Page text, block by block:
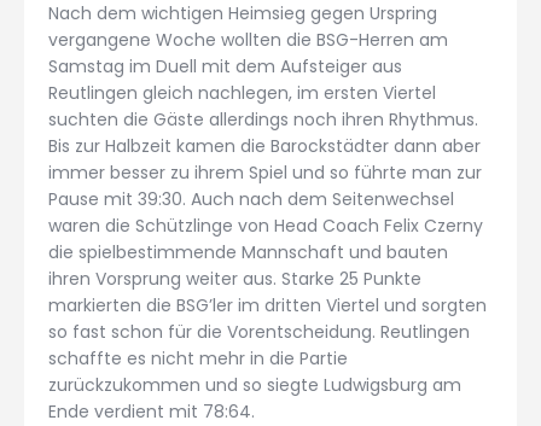
Nach dem wichtigen Heimsieg gegen Urspring
vergangene Woche wollten die BSG-Herren am
Samstag im Duell mit dem Aufsteiger aus
Reutlingen gleich nachlegen, im ersten Viertel
suchten die Gäste allerdings noch ihren Rhythmus.
Bis zur Halbzeit kamen die Barockstädter dann aber
immer besser zu ihrem Spiel und so führte man zur
Pause mit 39:30. Auch nach dem Seitenwechsel
waren die Schützlinge von Head Coach Felix Czerny
die spielbestimmende Mannschaft und bauten
ihren Vorsprung weiter aus. Starke 25 Punkte
markierten die BSG’ler im dritten Viertel und sorgten
so fast schon für die Vorentscheidung. Reutlingen
schaffte es nicht mehr in die Partie
zurückzukommen und so siegte Ludwigsburg am
Ende verdient mit 78:64.